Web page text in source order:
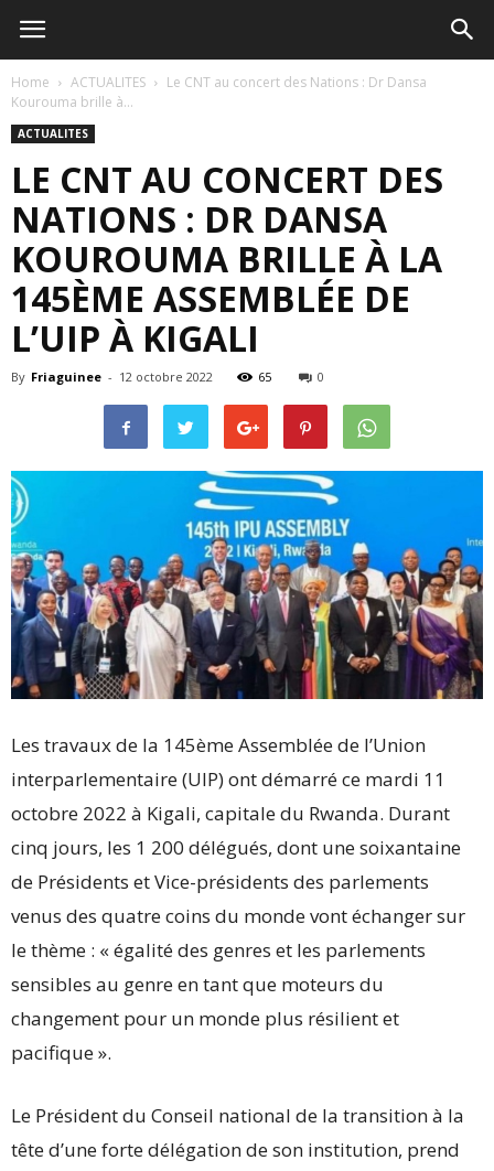
Home ACTUALITES
Le CNT au concert des Nations : Dr Dansa
Kourouma brille à...
ACTUALITES
LE CNT AU CONCERT DES
NATIONS : DR DANSA
KOUROUMA BRILLE À LA
145ÈME ASSEMBLÉE DE
L’UIP À KIGALI
By Friaguinee - 12 octobre 2022 65 0
Les travaux de la 145ème Assemblée de l’Union
interparlementaire (UIP) ont démarré ce mardi 11
octobre 2022 à Kigali, capitale du Rwanda. Durant
cinq jours, les 1 200 délégués, dont une soixantaine
de Présidents et Vice-présidents des parlements
venus des quatre coins du monde vont échanger sur
le thème : « égalité des genres et les parlements
sensibles au genre en tant que moteurs du
changement pour un monde plus résilient et
pacifique ».
Le Président du Conseil national de la transition à la
tête d’une forte délégation de son institution, prend